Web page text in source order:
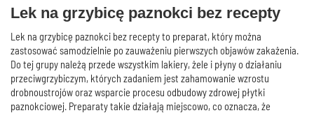
Lek na grzybicę paznokci bez recepty
Lek na grzybicę paznokci bez recepty to preparat, który można
zastosować samodzielnie po zauważeniu pierwszych objawów zakażenia.
Do tej grupy należą przede wszystkim lakiery, żele i płyny o działaniu
przeciwgrzybiczym, których zadaniem jest zahamowanie wzrostu
drobnoustrojów oraz wsparcie procesu odbudowy zdrowej płytki
paznokciowej. Preparaty takie działają miejscowo, co oznacza, że